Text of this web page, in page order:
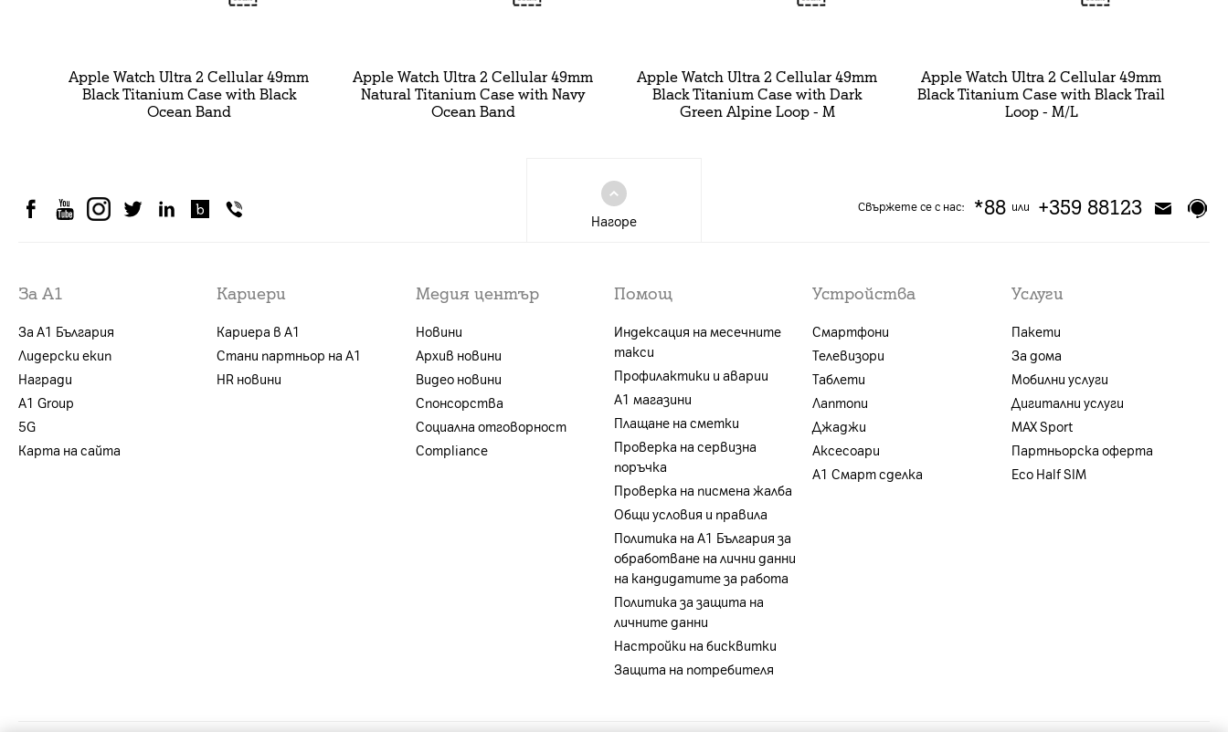
Apple Watch Ultra 2 Cellular 49mm
Black Titanium Case with Black
Ocean Band
Apple Watch Ultra 2 Cellular 49mm
Natural Titanium Case with Navy
Ocean Band
Apple Watch Ultra 2 Cellular 49mm
Black Titanium Case with Dark
Green Alpine Loop - M
Apple Watch Ultra 2 Cellular 49mm
Black Titanium Case with Black Trail
Loop - M/L
Нагоре
Свържете се с нас: *88 или +359 88123
За А1
За А1 България
Лидерски екип
Награди
А1 Group
5G
Карта на сайта
Кариери
Кариера в А1
Стани партньор на А1
HR новини
Медия център
Новини
Архив новини
Видео новини
Спонсорства
Социална отговорност
Compliance
Помощ
Индексация на месечните
такси
Профилактики и аварии
А1 магазини
Плащане на сметки
Проверка на сервизна
поръчка
Проверка на писмена жалба
Общи условия и правила
Политика на A1 България за
обработване на лични данни
на кандидатите за работа
Политика за защита на
личните данни
Настройки на бисквитки
Защита на потребителя
Устройства
Смартфони
Телевизори
Таблети
Лаптопи
Джаджи
Аксесоари
A1 Смарт сделка
Услуги
Пакети
За дома
Мобилни услуги
Дигитални услуги
MAX Sport
Партньорска оферта
Eco Half SIM